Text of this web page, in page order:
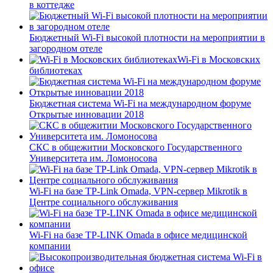
в коттедже
Бюджетный Wi-Fi высокой плотности на мероприятии в
загородном отеле
Wi-Fi в Московских
библиотеках
Бюджетная система Wi-Fi на международном форуме
Открытые инновации 2018
СКС в общежитии Московского Государственного
Университета им. Ломоносова
Wi-Fi на базе TP-Link Omada, VPN-сервер Mikrotik в
Центре социального обслуживания
Wi-Fi на базе TP-LINK Omada в офисе медицинской
компании